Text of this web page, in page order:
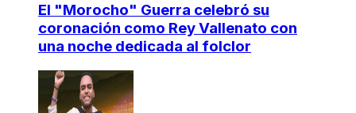
El "Morocho" Guerra celebró su
coronación como Rey Vallenato con
una noche dedicada al folclor